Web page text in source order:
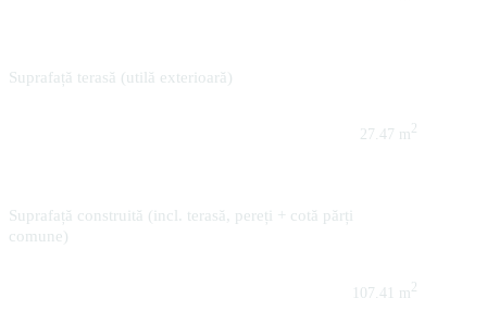
Suprafață terasă (utilă exterioară)
27.47 m 2
Suprafață construită (incl. terasă, pereți + cotă părți
comune)
107.41 m2